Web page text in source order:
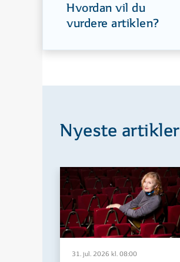
Hvordan vil du
vurdere artiklen?
Nyeste artikler
31. jul. 2026 kl. 08:00